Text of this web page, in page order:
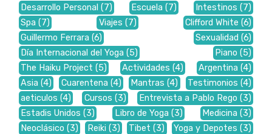
Desarrollo Personal (7) Escuela (7) Intestinos (7)
Spa (7) Viajes (7) Clifford White (6)
Guillermo Ferrara (6) Sexualidad (6)
Día Internacional del Yoga (5) Piano (5)
The Haiku Project (5) Actividades (4) Argentina (4)
Asia (4) Cuarentena (4) Mantras (4) Testimonios (4)
aeticulos (4) Cursos (3) Entrevista a Pablo Rego (3)
Estadis Unidos (3) Libro de Yoga (3) Medicina (3)
Neoclásico (3) Reiki (3) Tibet (3) Yoga y Depotes (3)